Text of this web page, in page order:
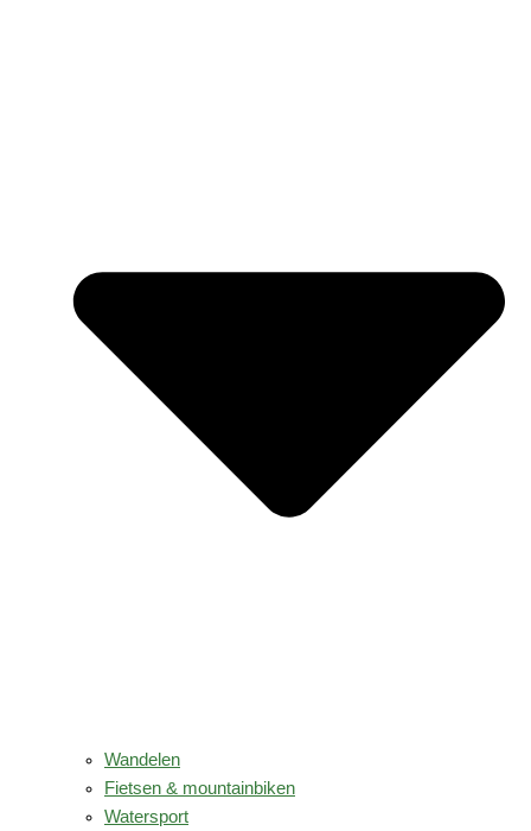
Wandelen
Fietsen & mountainbiken
Watersport